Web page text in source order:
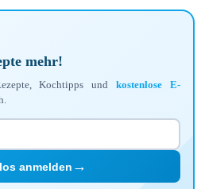
mehr!
Kochtipps undkostenlose E-
anmelden →